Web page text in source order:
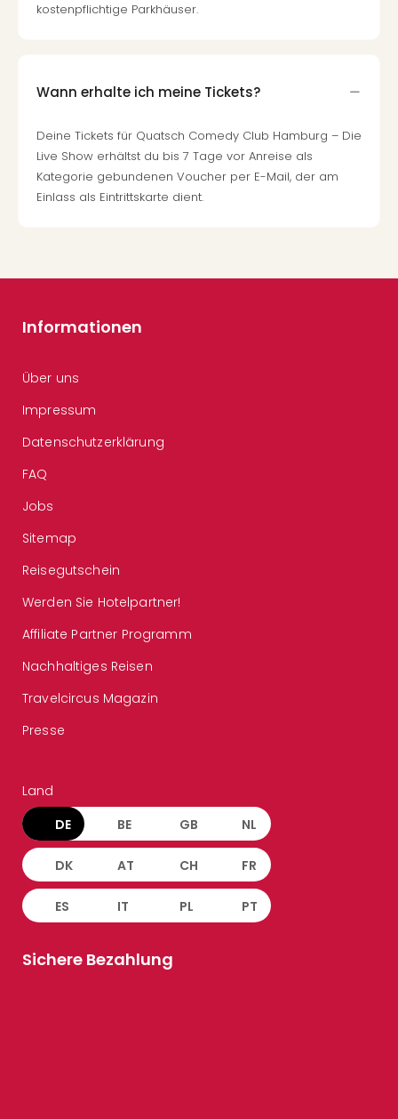
kostenpflichtige Parkhäuser.
Wann erhalte ich meine Tickets?
Deine Tickets für Quatsch Comedy Club Hamburg – Die
Live Show erhältst du bis 7 Tage vor Anreise als
Kategorie gebundenen Voucher per E-Mail, der am
Einlass als Eintrittskarte dient.
Informationen
Über uns
Impressum
Datenschutzerklärung
FAQ
Jobs
Sitemap
Reisegutschein
Werden Sie Hotelpartner!
Affiliate Partner Programm
Nachhaltiges Reisen
Travelcircus Magazin
Presse
Land
DE BE GB NL
DK AT CH FR
ES IT PL PT
Sichere Bezahlung